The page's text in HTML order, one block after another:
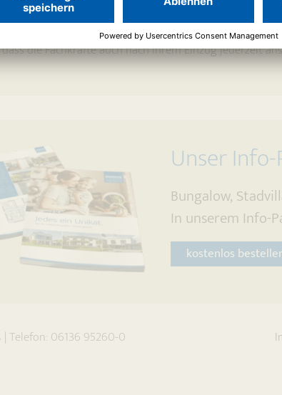
wie unsere. Hierzu zählen führende
vertraut sind. So profitieren Sie von der
die Fachkräfte auch nach Ihrem Einzug jederzeit
Unser
Bungalow,
In unserem Info-
kostenlos
|Telefon: 06136 95260-0